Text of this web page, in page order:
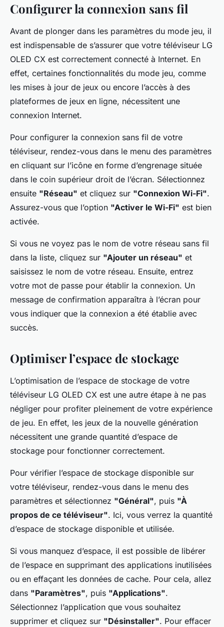
Configurer la connexion sans fil
Avant de plonger dans les paramètres du mode jeu, il
est indispensable de s’assurer que votre téléviseur LG
OLED CX est correctement connecté à Internet. En
effet, certaines fonctionnalités du mode jeu, comme
les mises à jour de jeux ou encore l’accès à des
plateformes de jeux en ligne, nécessitent une
connexion Internet.
Pour configurer la connexion sans fil de votre
téléviseur, rendez-vous dans le menu des paramètres
en cliquant sur l’icône en forme d’engrenage située
dans le coin supérieur droit de l’écran. Sélectionnez
ensuite "Réseau" et cliquez sur "Connexion Wi-Fi".
Assurez-vous que l’option "Activer le Wi-Fi" est bien
activée.
Si vous ne voyez pas le nom de votre réseau sans fil
dans la liste, cliquez sur "Ajouter un réseau" et
saisissez le nom de votre réseau. Ensuite, entrez
votre mot de passe pour établir la connexion. Un
message de confirmation apparaîtra à l’écran pour
vous indiquer que la connexion a été établie avec
succès.
Optimiser l’espace de stockage
L’optimisation de l’espace de stockage de votre
téléviseur LG OLED CX est une autre étape à ne pas
négliger pour profiter pleinement de votre expérience
de jeu. En effet, les jeux de la nouvelle génération
nécessitent une grande quantité d’espace de
stockage pour fonctionner correctement.
Pour vérifier l’espace de stockage disponible sur
votre téléviseur, rendez-vous dans le menu des
paramètres et sélectionnez "Général", puis "À
propos de ce téléviseur". Ici, vous verrez la quantité
d’espace de stockage disponible et utilisée.
Si vous manquez d’espace, il est possible de libérer
de l’espace en supprimant des applications inutilisées
ou en effaçant les données de cache. Pour cela, allez
dans "Paramètres", puis "Applications".
Sélectionnez l’application que vous souhaitez
supprimer et cliquez sur "Désinstaller". Pour effacer